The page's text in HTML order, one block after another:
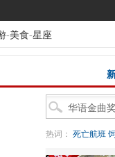
-美食-星座
热词： 死亡航班